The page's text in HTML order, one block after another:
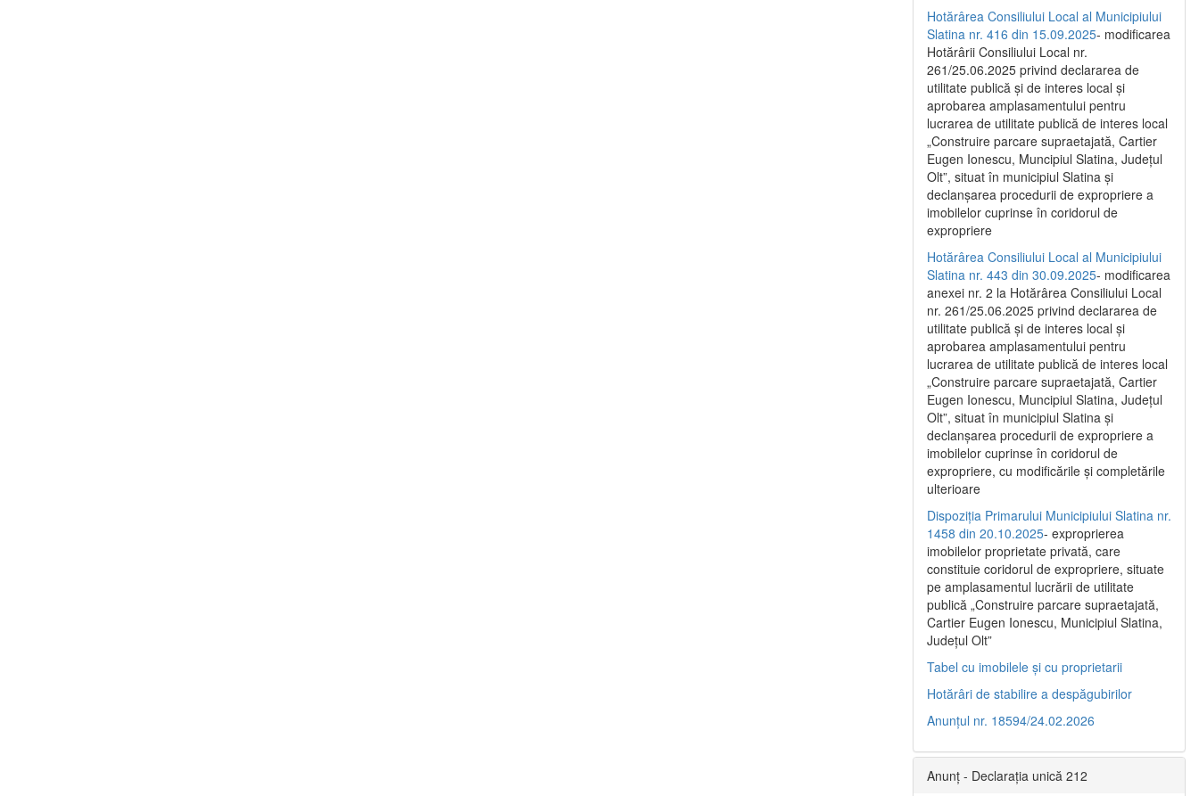
Hotărârea Consiliului Local al Municipiului
Slatina nr. 416 din 15.09.2025- modificarea
Hotărârii Consiliului Local nr.
261/25.06.2025 privind declararea de
utilitate publică și de interes local și
aprobarea amplasamentului pentru
lucrarea de utilitate publică de interes local
„Construire parcare supraetajată, Cartier
Eugen Ionescu, Muncipiul Slatina, Județul
Olt”, situat în municipiul Slatina și
declanșarea procedurii de expropriere a
imobilelor cuprinse în coridorul de
expropriere
Hotărârea Consiliului Local al Municipiului
Slatina nr. 443 din 30.09.2025- modificarea
anexei nr. 2 la Hotărârea Consiliului Local
nr. 261/25.06.2025 privind declararea de
utilitate publică şi de interes local şi
aprobarea amplasamentului pentru
lucrarea de utilitate publică de interes local
„Construire parcare supraetajată, Cartier
Eugen Ionescu, Muncipiul Slatina, Judeţul
Olt”, situat în municipiul Slatina şi
declanşarea procedurii de expropriere a
imobilelor cuprinse în coridorul de
expropriere, cu modificările şi completările
ulterioare
Dispoziția Primarului Municipiului Slatina nr.
1458 din 20.10.2025- exproprierea
imobilelor proprietate privată, care
constituie coridorul de expropriere, situate
pe amplasamentul lucrării de utilitate
publică „Construire parcare supraetajată,
Cartier Eugen Ionescu, Municipiul Slatina,
Județul Olt”
Tabel cu imobilele și cu proprietarii
Hotărâri de stabilire a despăgubirilor
Anunțul nr. 18594/24.02.2026
Anunț - Declarația unică 212